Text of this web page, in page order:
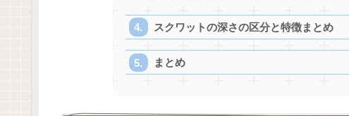
スクワットの深さの区分と特徴まとめ
まとめ